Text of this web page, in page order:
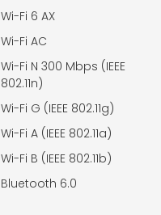
Wi-Fi 6 AX
Wi-Fi AC
Wi-Fi N 300 Mbps (IEEE
802.11n)
Wi-Fi G (IEEE 802.11g)
Wi-Fi A (IEEE 802.11a)
Wi-Fi B (IEEE 802.11b)
Bluetooth 6.0